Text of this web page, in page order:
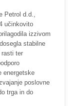
Petrol d.d.,
učinkovito
izzivom
stabilne
rasti ter
energetske
poslovne
trga in do